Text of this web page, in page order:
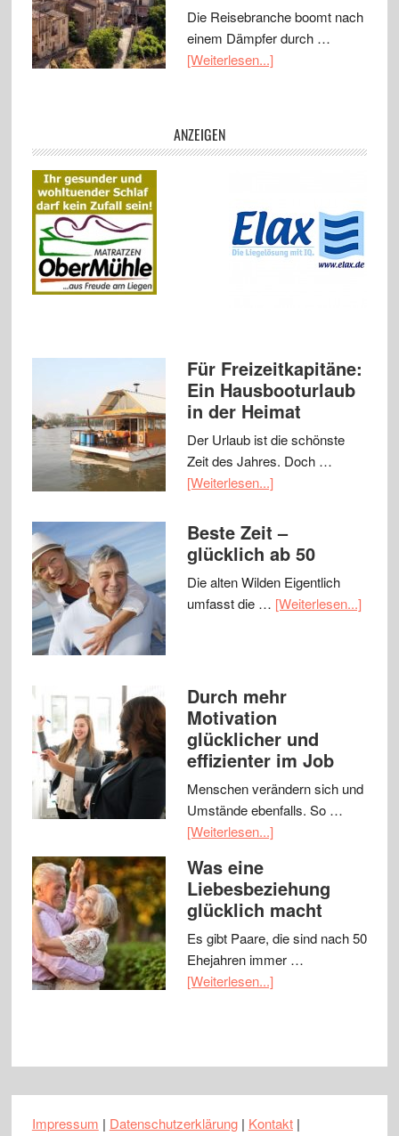
Die Reisebranche boomt nach
einem Dämpfer durch …
[Weiterlesen...]
ANZEIGEN
Für Freizeitkapitäne:
Ein Hausbooturlaub
in der Heimat
Der Urlaub ist die schönste
Zeit des Jahres. Doch …
[Weiterlesen...]
Beste Zeit –
glücklich ab 50
Die alten Wilden Eigentlich
umfasst die … [Weiterlesen...]
Durch mehr
Motivation
glücklicher und
effizienter im Job
Menschen verändern sich und
Umstände ebenfalls. So …
[Weiterlesen...]
Was eine
Liebesbeziehung
glücklich macht
Es gibt Paare, die sind nach 50
Ehejahren immer …
[Weiterlesen...]
Impressum | Datenschutzerklärung| Kontakt|